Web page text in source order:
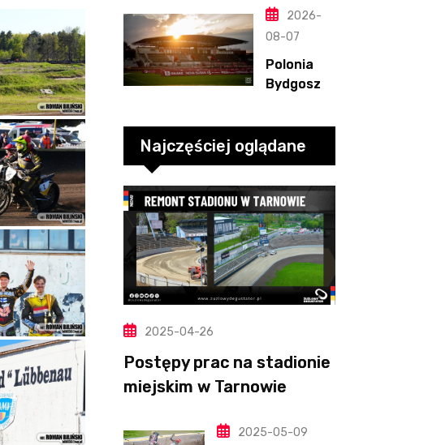
ą. Debiut
Tondera w
2026-
08-07
Polonia
Bydgoszcz
Piła,
6.08.2026
Najczęściej oglądane
2025-04-26
Postępy prac na stadionie
miejskim w Tarnowie
2025-05-09